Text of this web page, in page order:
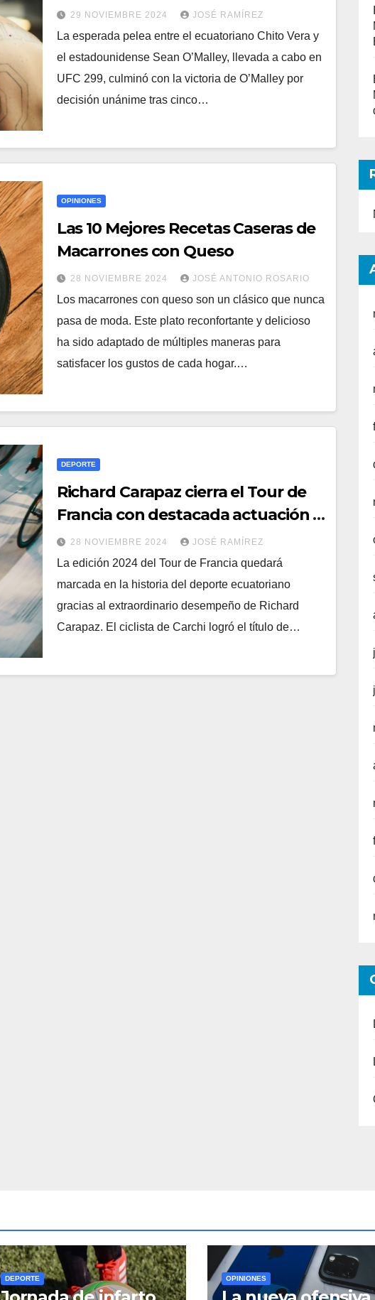
Chito Vera en UFC 299
29 NOVIEMBRE 2024 JOSÉ RAMÍREZ
La esperada pelea entre el ecuatoriano Chito Vera y
el estadounidense Sean O’Malley, llevada a cabo en
UFC 299, culminó con la victoria de O’Malley por
decisión unánime tras cinco…
OPINIONES
Las 10 Mejores Recetas Caseras de
Macarrones con Queso
28 NOVIEMBRE 2024 JOSÉ ANTONIO ROSARIO
Los macarrones con queso son un clásico que nunca
pasa de moda. Este plato reconfortante y delicioso
ha sido adaptado de múltiples maneras para
satisfacer los gustos de cada hogar.…
DEPORTE
Richard Carapaz cierra el Tour de
Francia con destacada actuación y
ya piensa en La Vuelta a España
28 NOVIEMBRE 2024 JOSÉ RAMÍREZ
La edición 2024 del Tour de Francia quedará
marcada en la historia del deporte ecuatoriano
gracias al extraordinario desempeño de Richard
Carapaz. El ciclista de Carchi logró el título de…
DEPORTE OPINIONES